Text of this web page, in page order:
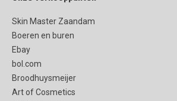
Skin Master Zaandam
Boeren en buren
Ebay
bol.com
Broodhuysmeijer
Art of Cosmetics